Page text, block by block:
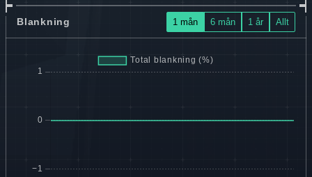
Blankning 1 mån 6 mån 1 år Allt